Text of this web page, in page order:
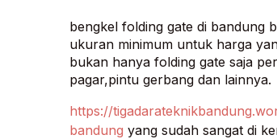
bengkel folding gate di bandung
ukuran minimum untuk harga
bukan hanya folding gate saja
pagar,pintu gerbang dan lainnya.
https://
bandung yang sudah sangat di